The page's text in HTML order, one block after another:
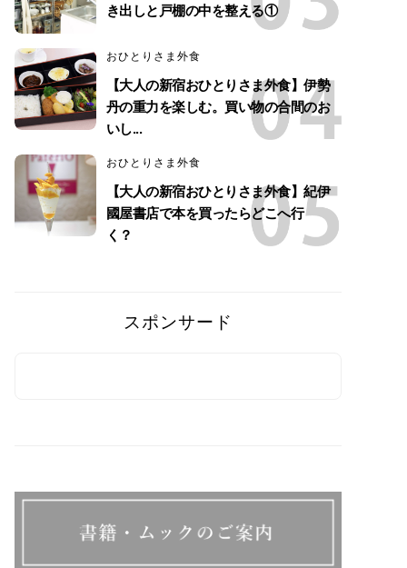
き出しと戸棚の中を整える①
おひとりさま外食
【大人の新宿おひとりさま外食】伊勢
丹の重力を楽しむ。買い物の合間のお
いし...
おひとりさま外食
【大人の新宿おひとりさま外食】紀伊
國屋書店で本を買ったらどこへ行
く？
スポンサード